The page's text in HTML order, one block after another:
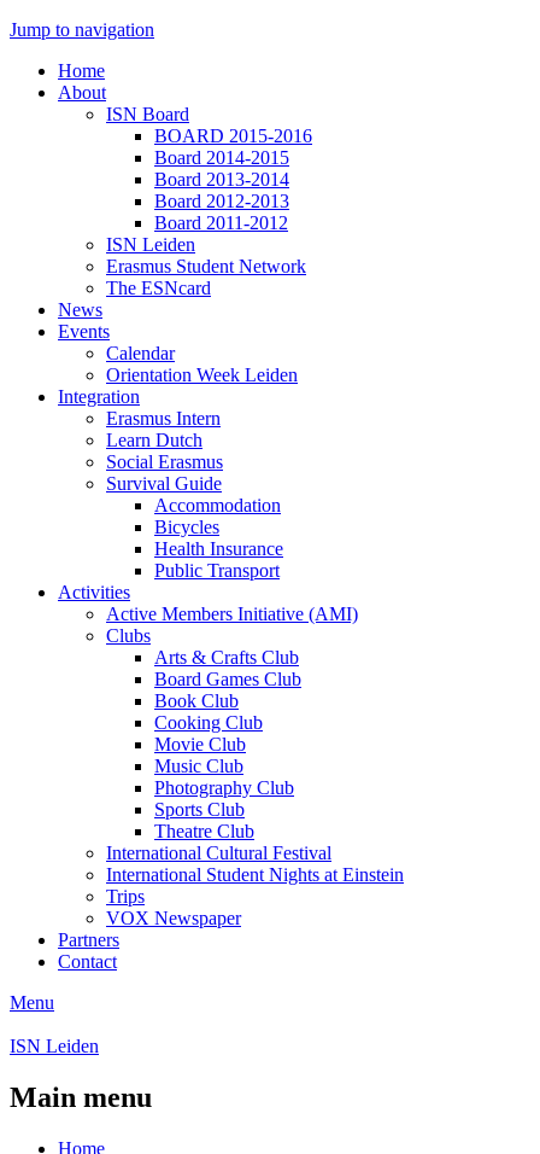
Jump to navigation
Home
About
ISN Board
BOARD 2015-2016
Board 2014-2015
Board 2013-2014
Board 2012-2013
Board 2011-2012
ISN Leiden
Erasmus Student Network
The ESNcard
News
Events
Calendar
Orientation Week Leiden
Integration
Erasmus Intern
Learn Dutch
Social Erasmus
Survival Guide
Accommodation
Bicycles
Health Insurance
Public Transport
Activities
Active Members Initiative (AMI)
Clubs
Arts & Crafts Club
Board Games Club
Book Club
Cooking Club
Movie Club
Music Club
Photography Club
Sports Club
Theatre Club
International Cultural Festival
International Student Nights at Einstein
Trips
VOX Newspaper
Partners
Contact
Menu
ISN Leiden
Main menu
Home